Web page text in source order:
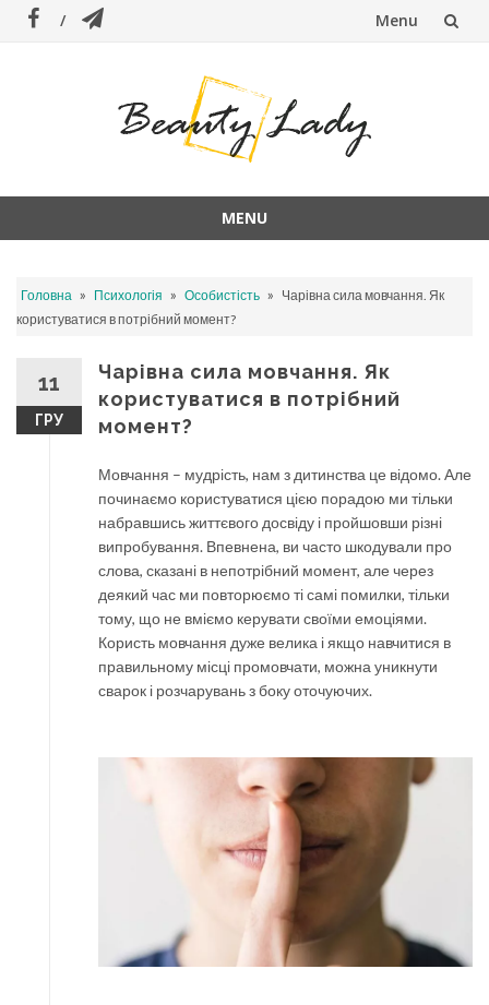
Menu
MENU
content
Головна » Психологія » Особистість » Чарівна сила мовчання. Як
користуватися в потрібний момент?
11
ГРУ
Чарівна сила мовчання. Як
користуватися в потрібний
момент?
Мовчання – мудрість, нам з дитинства це відомо. Але
починаємо користуватися цією порадою ми тільки
набравшись життєвого досвіду і пройшовши різні
випробування. Впевнена, ви часто шкодували про
слова, сказані в непотрібний момент, але через
деякий час ми повторюємо ті самі помилки, тільки
тому, що не вміємо керувати своїми емоціями.
Користь мовчання дуже велика і якщо навчитися в
правильному місці промовчати, можна уникнути
сварок і розчарувань з боку оточуючих.